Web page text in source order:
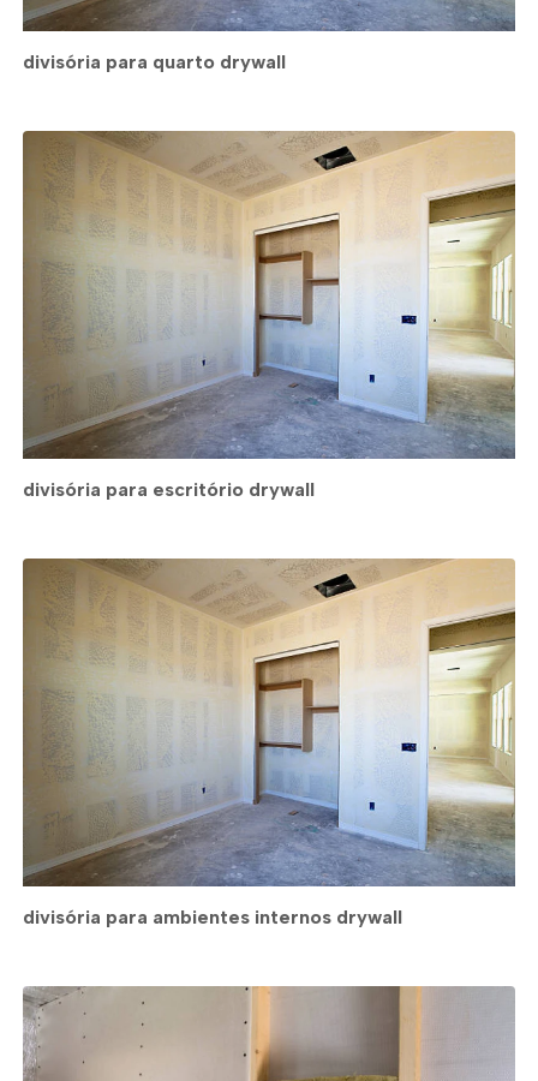
divisória para quarto drywall
divisória para escritório drywall
divisória para ambientes internos drywall